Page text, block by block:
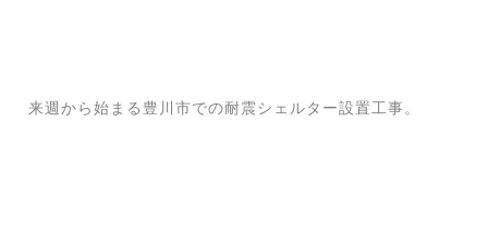
来週から始まる豊川市での耐震シェルター設置工事。